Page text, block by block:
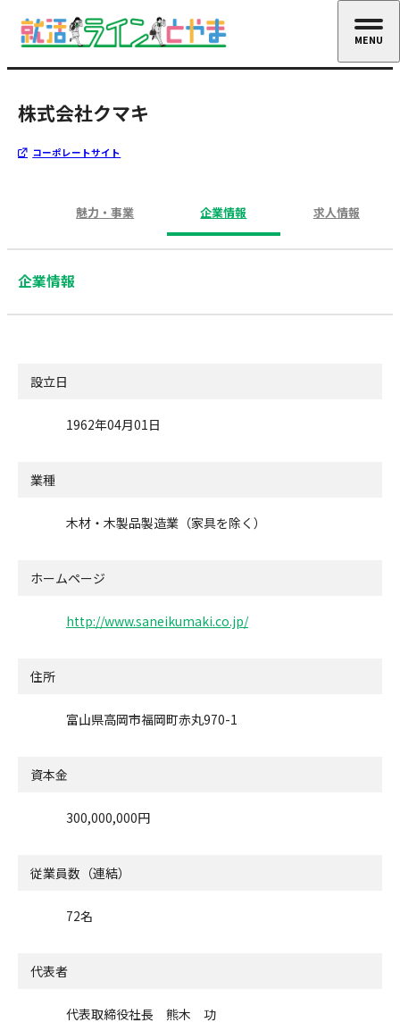
株式会社クマキ
コーポレートサイト
魅力・事業 企業情報 求人情報
企業情報
設立日
1962年04月01日
業種
木材・木製品製造業（家具を除く）
ホームページ
http://www.saneikumaki.co.jp/
住所
富山県高岡市福岡町赤丸970-1
資本金
300,000,000円
従業員数（連結）
72名
代表者
代表取締役社長 熊木 功
MENU